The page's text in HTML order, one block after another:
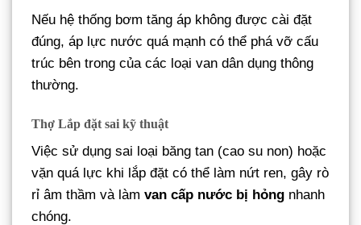
Nếu hệ thống bơm tăng áp không được cài đặt
đúng, áp lực nước quá mạnh có thể phá vỡ cấu
trúc bên trong của các loại van dân dụng thông
thường.
Thợ Lắp đặt sai kỹ thuật
Việc sử dụng sai loại băng tan (cao su non) hoặc
vặn quá lực khi lắp đặt có thể làm nứt ren, gây rò
rỉ âm thầm và làm van cấp nước bị hỏng nhanh
chóng.